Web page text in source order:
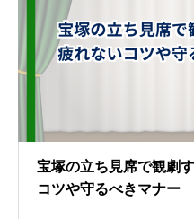
宝塚の立ち見席で観劇
コツや守るべきマナー